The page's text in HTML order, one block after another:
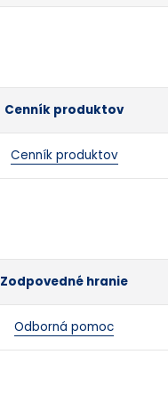
Cenník produktov
Cenník produktov
Zodpovedné hranie
Odborná pomoc